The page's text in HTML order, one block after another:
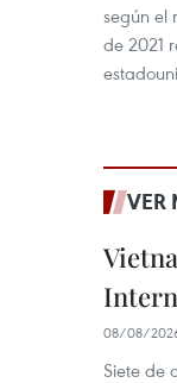
según el
de 2021
VER
08/08/2026
Siete de